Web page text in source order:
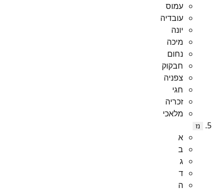
עמוס
עובדיה
יונה
מיכה
נחום
חבקוק
צפניה
חגי
זכריה
מלאכי
נז
א
ב
ג
ד
ה